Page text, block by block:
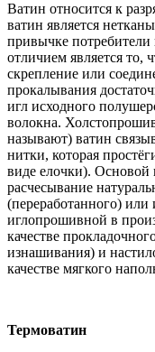
Ватин относится к
ватин является
привычке
отличием является то,
скрепление или
прокалывания
игл исходного
волокна.
называют) ватин
нитки, которая
виде елочки). Основой
расчесывание
(переработанного) или
иглопрошивной в
качестве
изнашивания) и
качестве мягкого
Термоватин